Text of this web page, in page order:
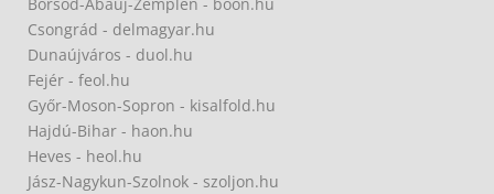
Csongrád - delmagyar.hu
Dunaújváros - duol.hu
Fejér - feol.hu
Győr-Moson-Sopron - kisalfold.hu
Hajdú-Bihar - haon.hu
Heves - heol.hu
Jász-Nagykun-Szolnok - szoljon.hu